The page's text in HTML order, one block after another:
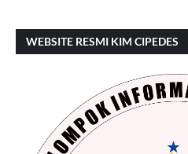
WEBSITE RESMI KIM CIPEDES